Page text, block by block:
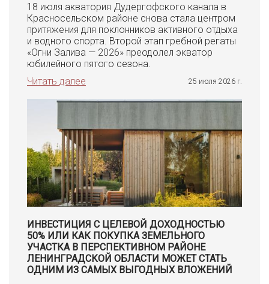
18 июля акватория Дудергофского канала в
Красносельском районе снова стала центром
притяжения для поклонников активного отдыха
и водного спорта. Второй этап гребной регаты
«Огни Залива — 2026» преодолел экватор
юбилейного пятого сезона.
Читать далее
25 июля 2026 г.
ИНВЕСТИЦИЯ С ЦЕЛЕВОЙ ДОХОДНОСТЬЮ
50% ИЛИ КАК ПОКУПКА ЗЕМЕЛЬНОГО
УЧАСТКА В ПЕРСПЕКТИВНОМ РАЙОНЕ
ЛЕНИНГРАДСКОЙ ОБЛАСТИ МОЖЕТ СТАТЬ
ОДНИМ ИЗ САМЫХ ВЫГОДНЫХ ВЛОЖЕНИЙ